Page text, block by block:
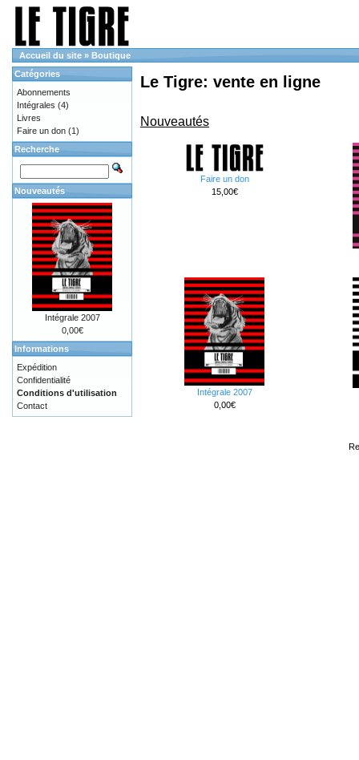
Accueil du site » Boutique
Le Tigre: vente en ligne
Nouveautés
Faire un don
15,00€
Intégrale 2007
0,00€
Catégories
Abonnements
Intégrales (4)
Livres
Faire un don (1)
Recherche
Nouveautés
Intégrale 2007
0,00€
Informations
Expédition
Confidentialité
Conditions d'utilisation
Contact